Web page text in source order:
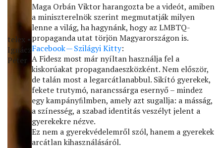
telex •
Ignácz
Péter
Maga Orbán Viktor harangozta be a videót, amiben
a miniszterelnök szerint megmutatják milyen
lenne a világ, ha hagynánk, hogy az LMBTQ-
propaganda utat törjön Magyarországon is.
Facebook — Szilágyi Kitty:
A Fidesz most már nyíltan használja fel a
kiskorúakat propagandaeszközként. Nem először,
de talán most a legarcátlanabbul. Sikító gyerekek,
fekete trutymó, narancssárga esernyő – mindez
egy kampányﬁlmben, amely azt sugallja: a másság,
a színesség, a szabad identitás veszélyt jelent a
gyerekekre nézve.
Ez nem a gyerekvédelemről szól, hanem a gyerekek
arcátlan kihasználásáról.